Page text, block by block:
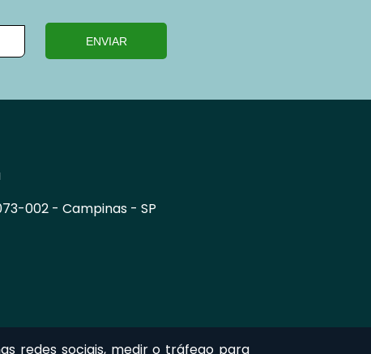
ENVIAR
002 - Campinas - SP
redes sociais, medir o tráfego para